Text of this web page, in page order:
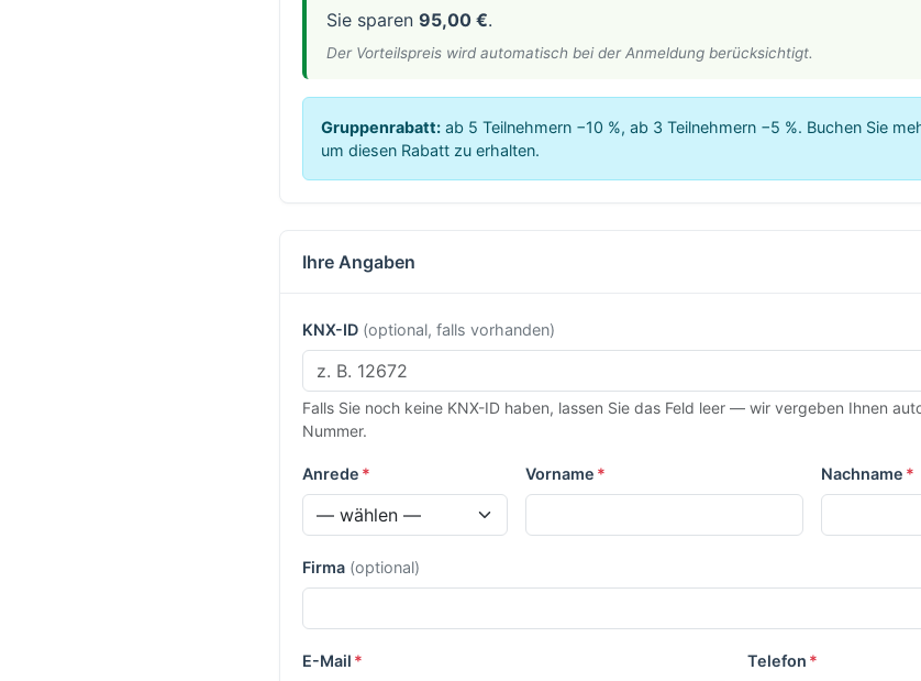
Sie sparen 95,00 €.
Der Vorteilspreis wird automatisch bei der Anmeldung berücksichtigt.
Gruppenrabatt: ab 5 Teilnehmern −10 %, ab 3 Teilnehmern −5 %. Buchen Sie
um diesen Rabatt zu erhalten.
Ihre Angaben
KNX-ID (optional, falls vorhanden)
Falls Sie noch keine KNX-ID haben, lassen Sie das Feld leer — wir vergeben Ihnen
Nummer.
Anrede * Vorname * Nachname *
Firma (optional)
E-Mail * Telefon *